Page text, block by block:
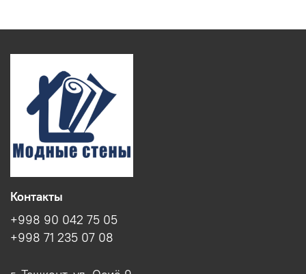
Контакты
+998 90 042 75 05
+998 71 235 07 08